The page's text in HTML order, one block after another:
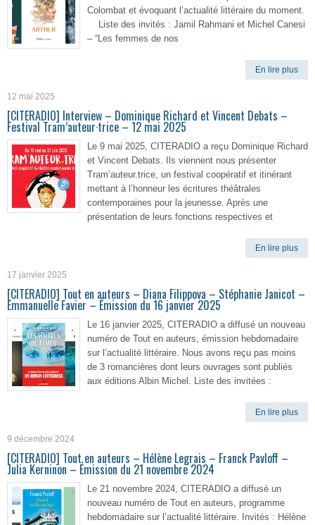
Colombat et évoquant l’actualité littéraire du moment.
Liste des invités : Jamil Rahmani et Michel Canesi
– “Les femmes de nos
En lire plus
12 mai 2025
[CITERADIO] Interview – Dominique Richard et Vincent Debats –
Festival Tram’auteur·trice – 12 mai 2025
Le 9 mai 2025, CITERADIO a reçu Dominique Richard
et Vincent Debats. Ils viennent nous présenter
Tram’auteur.trice, un festival coopératif et itinérant
mettant à l’honneur les écritures théâtrales
contemporaines pour la jeunesse. Après une
présentation de leurs fonctions respectives et
En lire plus
17 janvier 2025
[CITERADIO] Tout en auteurs – Diana Filippova – Stéphanie Janicot –
Emmanuelle Favier – Émission du 16 janvier 2025
Le 16 janvier 2025, CITERADIO a diffusé un nouveau
numéro de Tout en auteurs, émission hebdomadaire
sur l’actualité littéraire. Nous avons reçu pas moins
de 3 romancières dont leurs ouvrages sont publiés
aux éditions Albin Michel. Liste des invitées :
En lire plus
9 décembre 2024
[CITERADIO] Tout en auteurs – Hélène Legrais – Franck Pavloff –
Julia Kerninon – Émission du 21 novembre 2024
Le 21 novembre 2024, CITERADIO a diffusé un
nouveau numéro de Tout en auteurs, programme
hebdomadaire sur l’actualité littéraire. Invités : Hélène